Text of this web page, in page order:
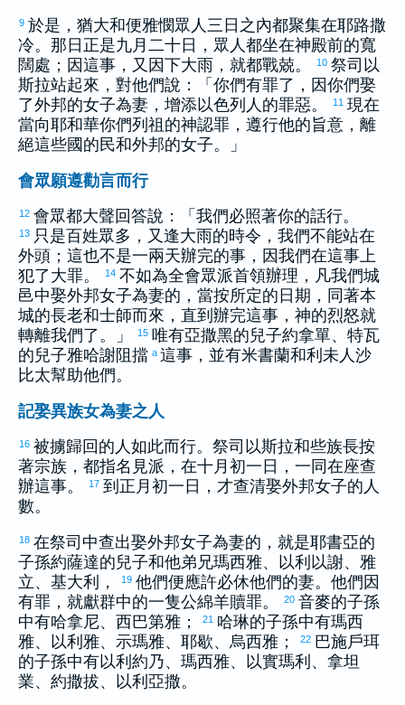
9 於是， 猶大和便雅憫眾人三日之內都聚集在耶路撒
冷。那日正是九月二十日，眾人都坐在神殿前的寬
闊處；因這事，又因下大雨，就都戰兢。
10 祭司 以
斯拉站起來，對他們說：「你們有罪了，因你們娶
了外邦的女子為妻，增添 以色列 人的罪惡。 11 現在
當向耶和華你們列祖的神認罪，遵行他的旨意，離
絕這些國的民和外邦的女子。」
會眾願遵勸言而行
12 會眾都大聲回答說：「我們必照著你的話行。
13 只是百姓眾多，又逢大雨的時令，我們不能站在
外頭；這也不是一兩天辦完的事，因我們在這事上
犯了大罪。
14 不如為全會眾派首領辦理，凡我們城
邑中娶外邦女子為妻的，當按所定的日期，同著本
城的長老和士師而來，直到辦完這事，神的烈怒就
轉離我們了。」
15 唯有亞撒黑的兒子約拿單、 特瓦
的兒子雅哈謝阻擋 a 這事，並有米書蘭和利未 人沙
比太幫助他們。
記娶異族女為妻之人
16 被擄歸回的人如此而行。祭司 以斯拉和些族長按
著宗族，都指名見派，在十月初一日，一同在座查
辦這事。
17 到正月初一日，才查清娶外邦女子的人
數。
18 在祭司中查出娶外邦女子為妻的，就是耶書亞的
子孫約薩達的兒子和他弟兄瑪西雅、 以利以謝、 雅
立、 基大利 ， 19 他們便應許必休他們的妻。他們因
有罪，就獻群中的一隻公綿羊贖罪。
20 音麥的子孫
中有哈拿尼、 西巴第雅 ； 21 哈琳的子孫中有瑪西
雅、 以利雅、 示瑪雅、 耶歇、 烏西雅 ； 22 巴施戶珥
的子孫中有以利約乃、 瑪西雅、 以實瑪利 、 拿坦
業、 約撒拔、 以利亞撒。